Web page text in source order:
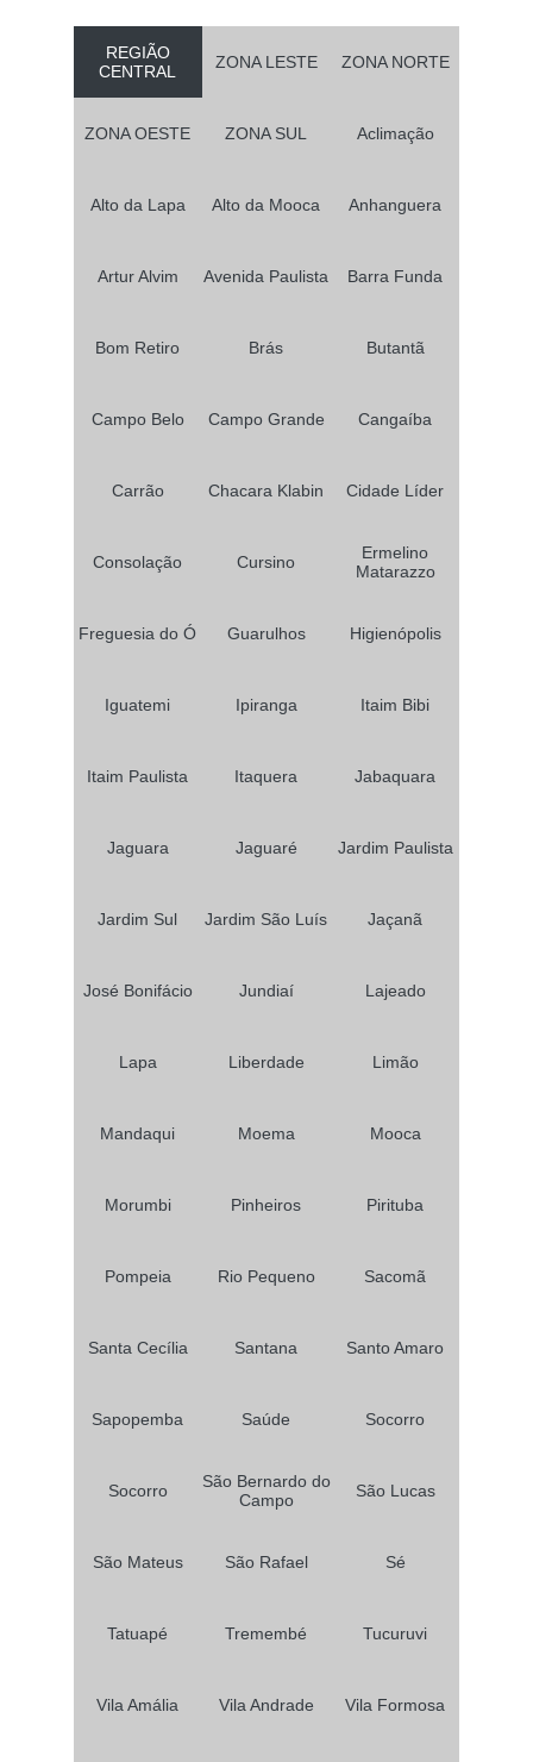
REGIÃO
CENTRAL
ZONA LESTE ZONA NORTE
ZONA OESTE ZONA SUL Aclimação
Alto da Lapa Alto da Mooca Anhanguera
Artur Alvim Avenida Paulista Barra Funda
Bom Retiro Brás Butantã
Campo Belo Campo Grande Cangaíba
Carrão Chacara Klabin Cidade Líder
Consolação Cursino
Ermelino
Matarazzo
Freguesia do Ó Guarulhos Higienópolis
Iguatemi Ipiranga Itaim Bibi
Itaim Paulista Itaquera Jabaquara
Jaguara Jaguaré Jardim Paulista
Jardim Sul Jardim São Luís Jaçanã
José Bonifácio Jundiaí Lajeado
Lapa Liberdade Limão
Mandaqui Moema Mooca
Morumbi Pinheiros Pirituba
Pompeia Rio Pequeno Sacomã
Santa Cecília Santana Santo Amaro
Sapopemba Saúde Socorro
Socorro
São Bernardo do
Campo
São Lucas
São Mateus São Rafael Sé
Tatuapé Tremembé Tucuruvi
Vila Amália Vila Andrade Vila Formosa